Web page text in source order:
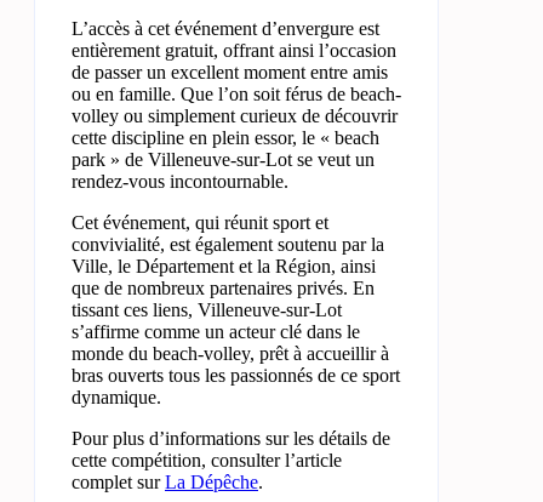
L’accès à cet événement d’envergure est
entièrement gratuit, offrant ainsi l’occasion
de passer un excellent moment entre amis
ou en famille. Que l’on soit férus de beach-
volley ou simplement curieux de découvrir
cette discipline en plein essor, le « beach
park » de Villeneuve-sur-Lot se veut un
rendez-vous incontournable.
Cet événement, qui réunit sport et
convivialité, est également soutenu par la
Ville, le Département et la Région, ainsi
que de nombreux partenaires privés. En
tissant ces liens, Villeneuve-sur-Lot
s’affirme comme un acteur clé dans le
monde du beach-volley, prêt à accueillir à
bras ouverts tous les passionnés de ce sport
dynamique.
Pour plus d’informations sur les détails de
cette compétition, consulter l’article
complet surLa Dépêche.